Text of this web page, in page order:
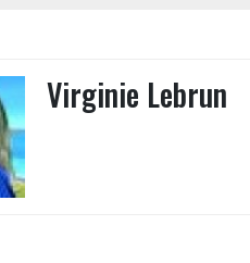
Virginie Lebrun